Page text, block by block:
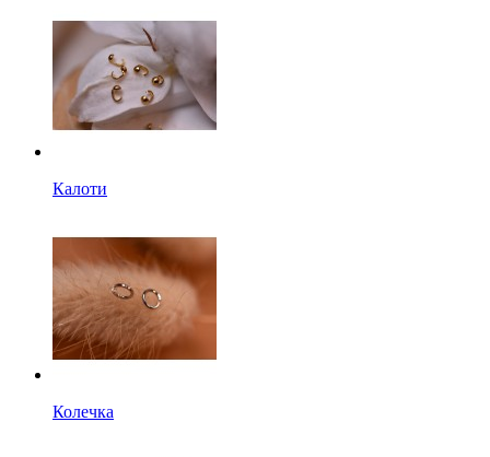
Калоти
Колечка